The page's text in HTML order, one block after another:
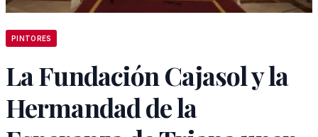
PINTORES
La Fundación Cajasol y la
Hermandad de la